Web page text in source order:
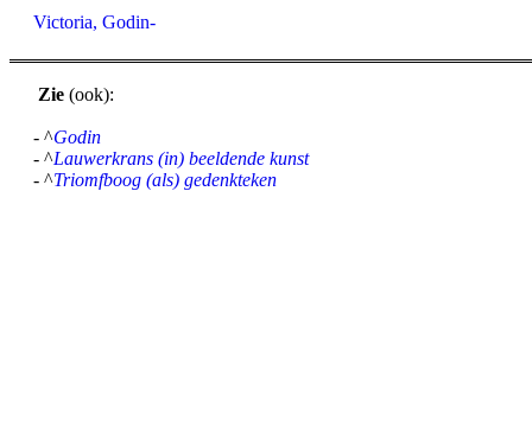
Victoria, Godin-
Zie (ook):
- ^Godin
- ^Lauwerkrans (in) beeldende kunst
- ^Triomfboog (als) gedenkteken